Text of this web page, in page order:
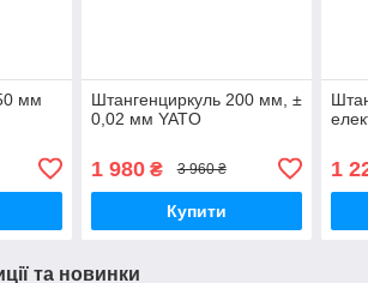
мм
Штангенциркуль 200 мм, ±
0,02 мм YATO
1 980₴ 3 960 ₴
Купити
1
та новинки